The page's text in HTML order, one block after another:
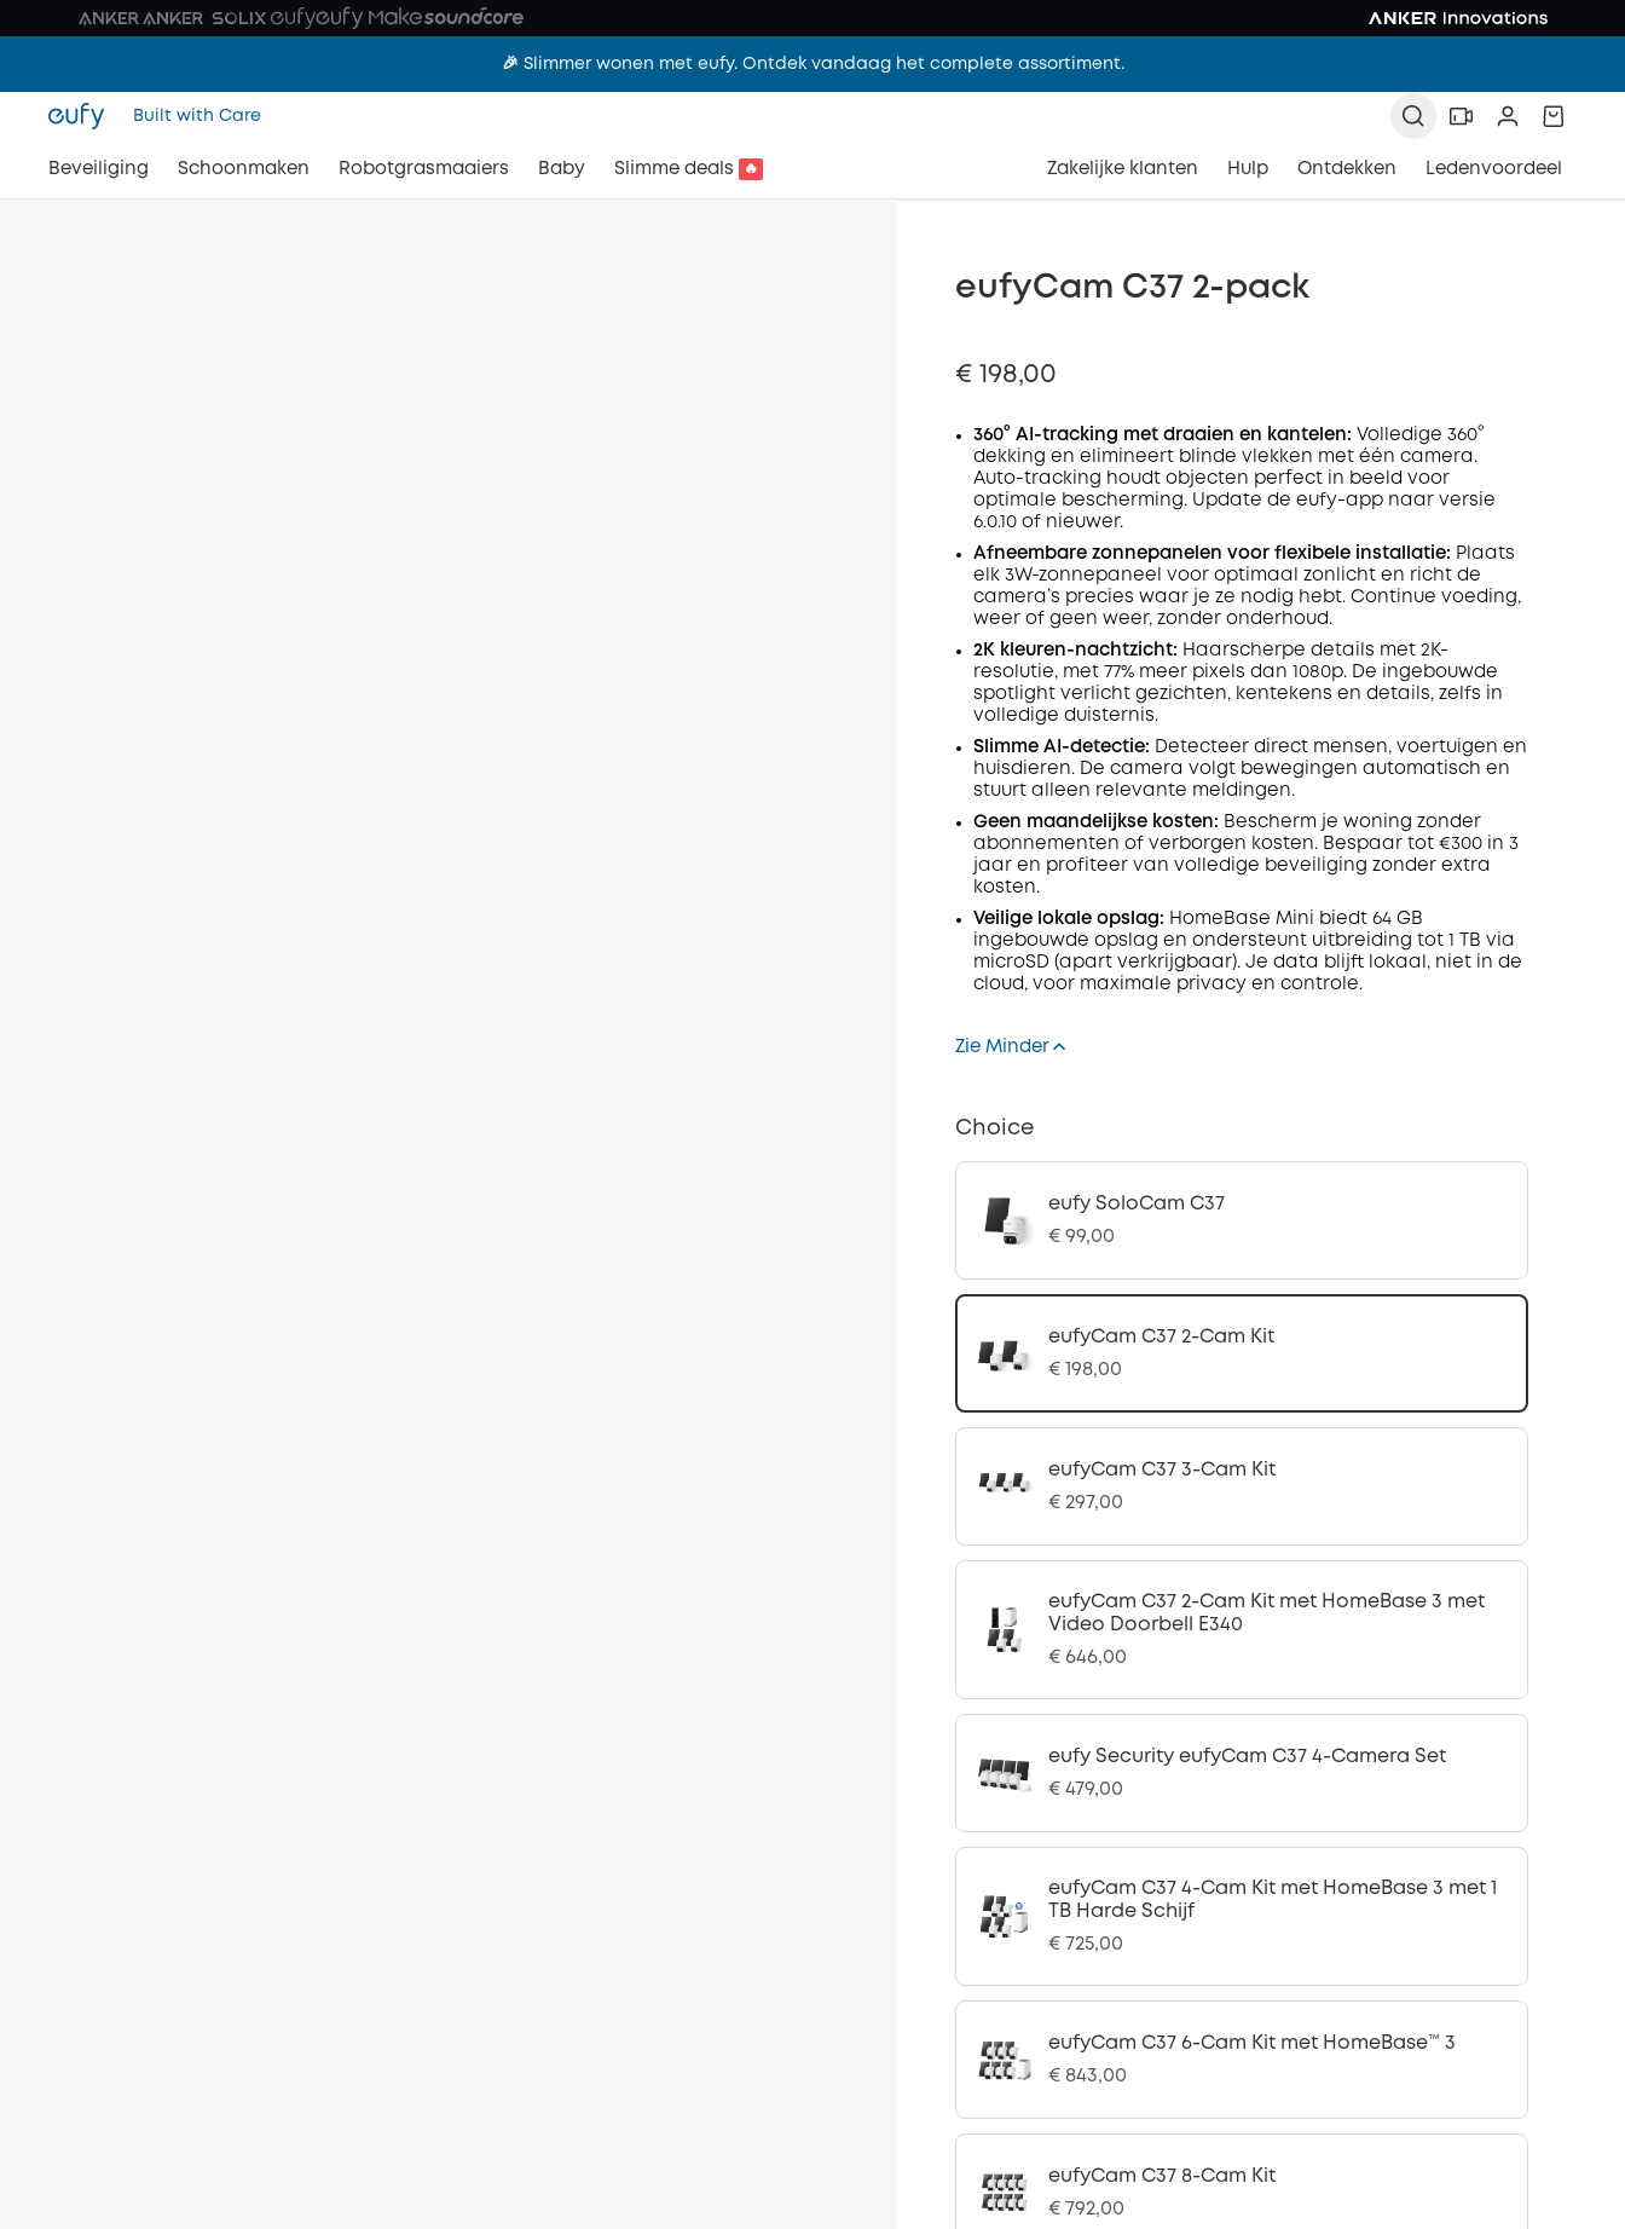
🎉 Slimmer wonen met eufy. Ontdek vandaag het complete assortiment.
Built with Care
Beveiliging Schoonmaken Robotgrasmaaiers Baby Slimme deals 🔥 Zakelijke klanten Hulp Ontdekken Ledenvoordeel
eufyCam C37 2-pack
€ 198,00
360° AI-tracking met draaien en kantelen: Volledige 360°
dekking en elimineert blinde vlekken met één camera.
Auto-tracking houdt objecten perfect in beeld voor
optimale bescherming. Update de eufy-app naar versie
6.0.10 of nieuwer.
Afneembare zonnepanelen voor flexibele installatie: Plaats
elk 3W-zonnepaneel voor optimaal zonlicht en richt de
camera’s precies waar je ze nodig hebt. Continue voeding,
weer of geen weer, zonder onderhoud.
2K kleuren-nachtzicht: Haarscherpe details met 2K-
resolutie, met 77% meer pixels dan 1080p. De ingebouwde
spotlight verlicht gezichten, kentekens en details, zelfs in
volledige duisternis.
Slimme AI-detectie: Detecteer direct mensen, voertuigen en
huisdieren. De camera volgt bewegingen automatisch en
stuurt alleen relevante meldingen.
Geen maandelijkse kosten: Bescherm je woning zonder
abonnementen of verborgen kosten. Bespaar tot €300 in 3
jaar en profiteer van volledige beveiliging zonder extra
kosten.
Veilige lokale opslag: HomeBase Mini biedt 64 GB
ingebouwde opslag en ondersteunt uitbreiding tot 1 TB via
microSD (apart verkrijgbaar). Je data blijft lokaal, niet in de
cloud, voor maximale privacy en controle.
Zie Minder
Choice
eufy SoloCam C37
€ 99,00
eufyCam C37 2-Cam Kit
€ 198,00
eufyCam C37 3-Cam Kit
€ 297,00
eufyCam C37 2-Cam Kit met HomeBase 3 met
Video Doorbell E340
€ 646,00
eufy Security eufyCam C37 4-Camera Set
€ 479,00
eufyCam C37 4-Cam Kit met HomeBase 3 met 1
TB Harde Schijf
€ 725,00
eufyCam C37 6-Cam Kit met HomeBase™ 3
€ 843,00
eufyCam C37 8-Cam Kit
€ 792,00